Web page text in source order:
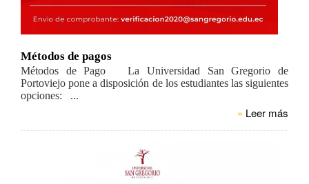
Métodos de pagos
Métodos de Pago La Universidad San Gregorio de
Portoviejo pone a disposición de los estudiantes las siguientes
opciones: ...
» Leer más